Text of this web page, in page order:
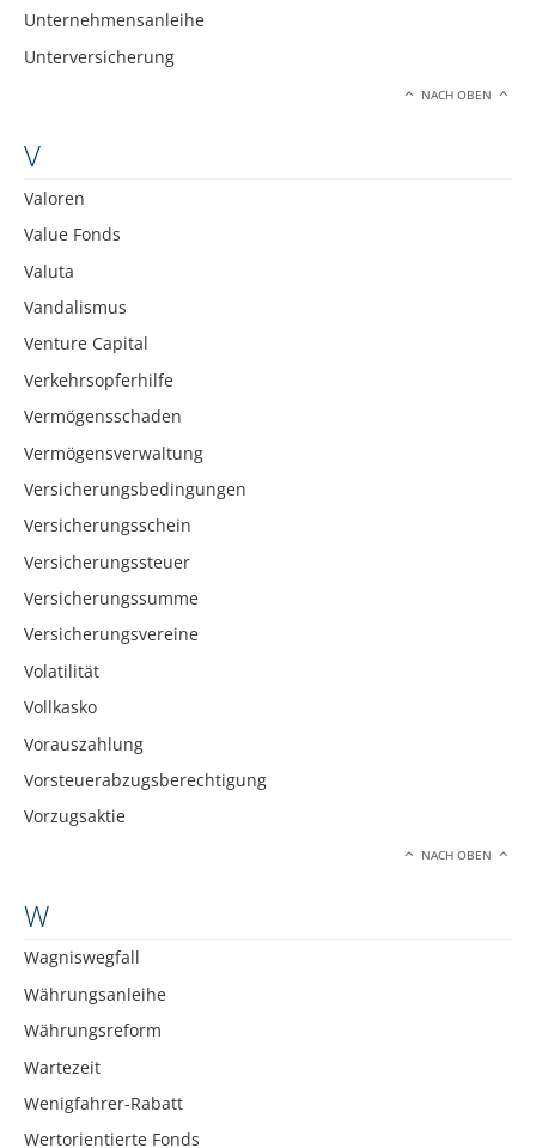
Unternehmensanleihe
Unterversicherung
NACH OBEN
V
Valoren
Value Fonds
Valuta
Vandalismus
Venture Capital
Verkehrsopferhilfe
Vermögensschaden
Vermögensverwaltung
Versicherungsbedingungen
Versicherungsschein
Versicherungssteuer
Versicherungssumme
Versicherungsvereine
Volatilität
Vollkasko
Vorauszahlung
Vorsteuerabzugsberechtigung
Vorzugsaktie
NACH OBEN
W
Wagniswegfall
Währungsanleihe
Währungsreform
Wartezeit
Wenigfahrer-Rabatt
Wertorientierte Fonds